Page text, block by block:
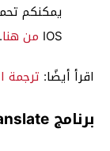
يمكنكم
IOS من هنا.
اقرأ أيضًا: ترجمة
برنامج Google Translate